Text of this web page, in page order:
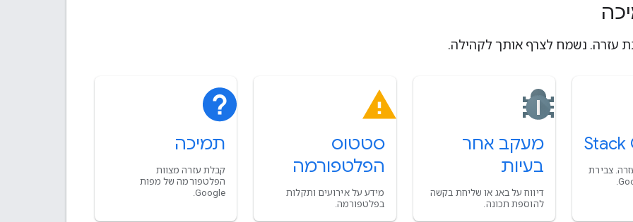
עזרה. נשמח לצרף אותך לקהילה.
Stack
צבירת
מעקב אחר
בעיות
דיווח על באג או שליחת בקשה
להוספת תכונה.
סטטוס
הפלטפורמה
מידע על אירועים ותקלות
בפלטפורמה.
תמיכה
קבלת עזרה מצוות
הפלטפורמה של מפות
Google.